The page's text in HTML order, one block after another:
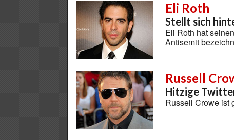
Eli Roth
Stellt sich
Eli Roth hat
Antisemit
Russell
Hitzige
Russell Crowe